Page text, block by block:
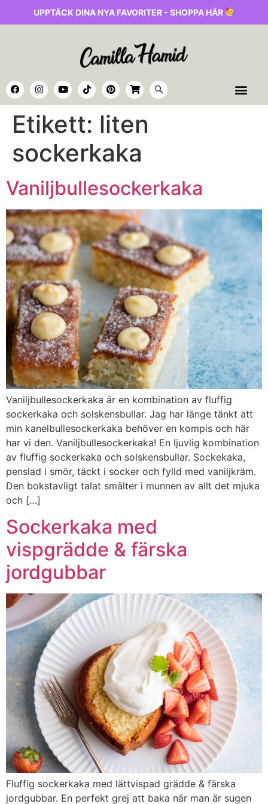
UPPTÄCK DINA NYA FAVORITER - SHOPPA HÄR
Etikett: liten
sockerkaka
Vaniljbullesockerkaka
Vaniljbullesockerkaka är en kombination av fluffig
sockerkaka och solskensbullar. Jag har länge tänkt att
min kanelbullesockerkaka behöver en kompis och här
har vi den. Vaniljbullesockerkaka! En ljuvlig kombination
av fluffig sockerkaka och solskensbullar. Sockekaka,
penslad i smör, täckt i socker och fylld med vaniljkräm.
Den bokstavligt talat smälter i munnen av allt det mjuka
och […]
Sockerkaka med
vispgrädde & färska
jordgubbar
Fluffig sockerkaka med lättvispad grädde & färska
jordgubbar. En perfekt grej att baka när man är sugen